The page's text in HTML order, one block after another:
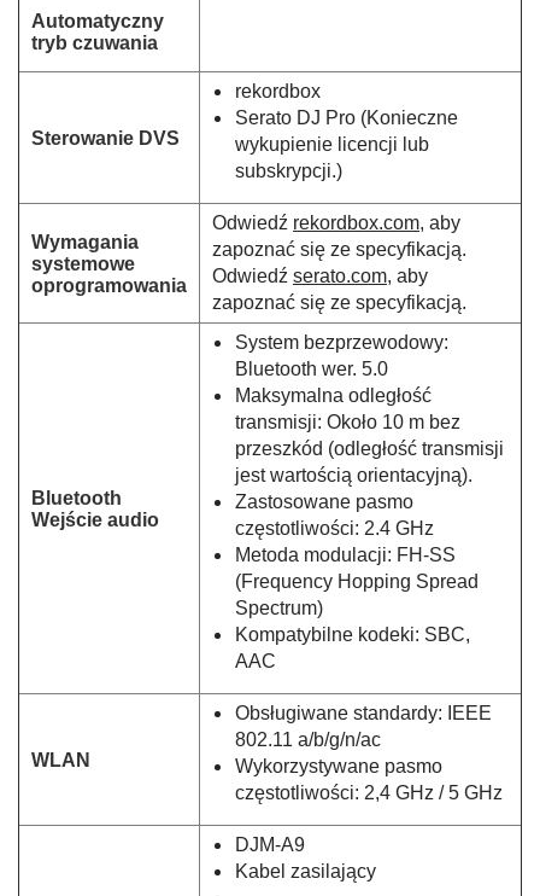
Automatyczny
tryb czuwania
a
k
Sterowanie DVS
rekordbox
Serato DJ Pro (Konieczne
wykupienie licencji lub
subskrypcji.)
Wymagania
systemowe
oprogramowania
Odwiedź rekordbox.com, aby
zapoznać się ze specyfikacją.
Odwiedź serato.com, aby
zapoznać się ze specyfikacją.
Bluetooth
Wejście audio
System bezprzewodowy:
Bluetooth wer. 5.0
Maksymalna odległość
transmisji: Około 10 m bez
przeszkód (odległość transmisji
jest wartością orientacyjną).
Zastosowane pasmo
częstotliwości: 2.4 GHz
Metoda modulacji: FH-SS
(Frequency Hopping Spread
Spectrum)
Kompatybilne kodeki: SBC,
AAC
WLAN
Obsługiwane standardy: IEEE
802.11 a/b/g/n/ac
Wykorzystywane pasmo
częstotliwości: 2,4 GHz / 5 GHz
DJM-A9
Kabel zasilający